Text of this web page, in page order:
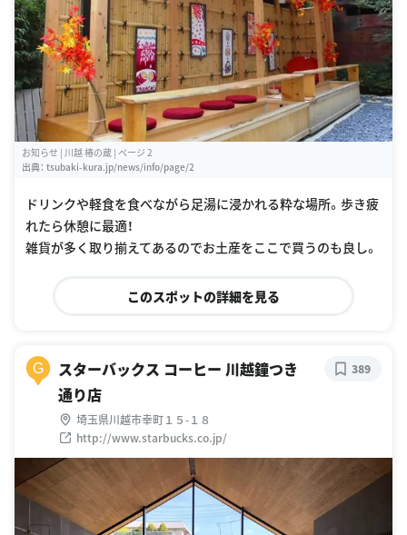
お知らせ | 川越 椿の蔵 | ページ 2
出典： tsubaki-kura.jp/news/info/page/2
ドリンクや軽食を食べながら足湯に浸かれる粋な場所。歩き疲
れたら休憩に最適！
雑貨が多く取り揃えてあるのでお土産をここで買うのも良し。
このスポットの詳細を見る
G
スターバックス コーヒー 川越鐘つき
通り店
埼玉県川越市幸町１５-１８
http://www.starbucks.co.jp/
389